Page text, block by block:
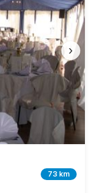
›
73 km